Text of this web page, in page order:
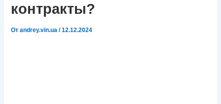
контракты?
Отandrey.vin.ua/12.12.2024